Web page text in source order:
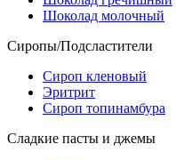
Шоколад молочный
Сиропы/Подсластители
Сироп кленовый
Эритрит
Сироп топинамбура
Сладкие пасты и джемы